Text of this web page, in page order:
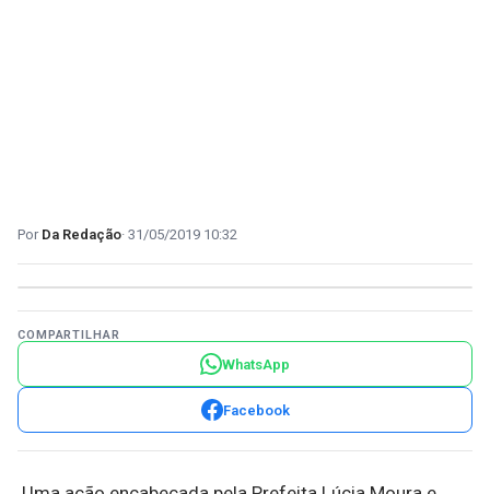
Da Redação 31/05/2019 10:32
COMPARTILHAR
WhatsApp
Facebook